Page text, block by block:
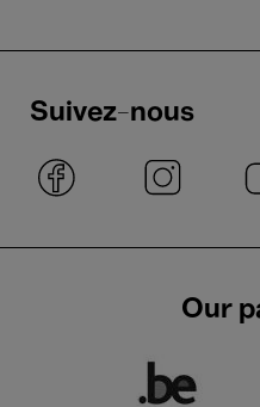
Suivez-nous
Our